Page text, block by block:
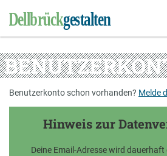
Benutzerkonto schon vorhanden? Melde
Hinweis zur
Deine Email-Adresse wird